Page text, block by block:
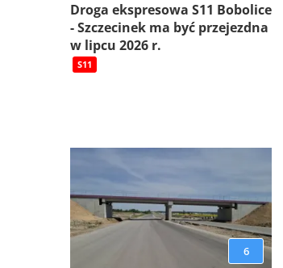
Droga ekspresowa S11 Bobolice
- Szczecinek ma być przejezdna
w lipcu 2026 r.
S11
6